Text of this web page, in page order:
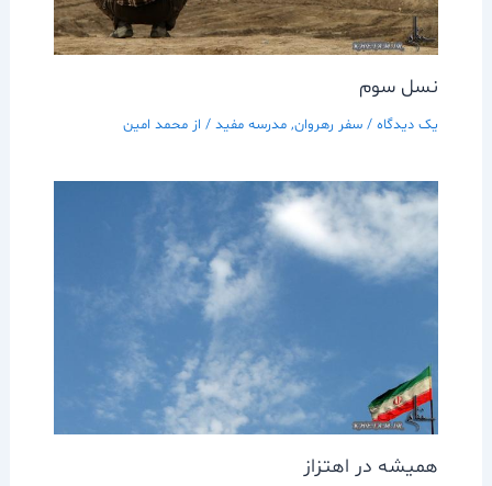
نسل سوم
یک دیدگاه / سفر رهروان, مدرسه مفيد/ از محمد امین
هميشه در اهتزاز